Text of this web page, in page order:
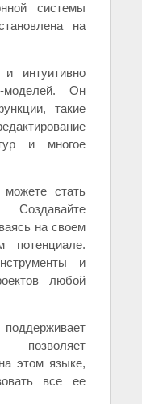
системы
на
интуитивно
моделей. Он
такие
и многое
стать
Создавайте
на своем
потенциале.
и
любой
этом языке,
все ее